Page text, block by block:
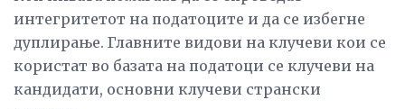
интегритетот на податоците и да се избегне
дуплирање. Главните видови на клучеви кои се
користат во базата на податоци се клучеви на
кандидати, основни клучеви странски